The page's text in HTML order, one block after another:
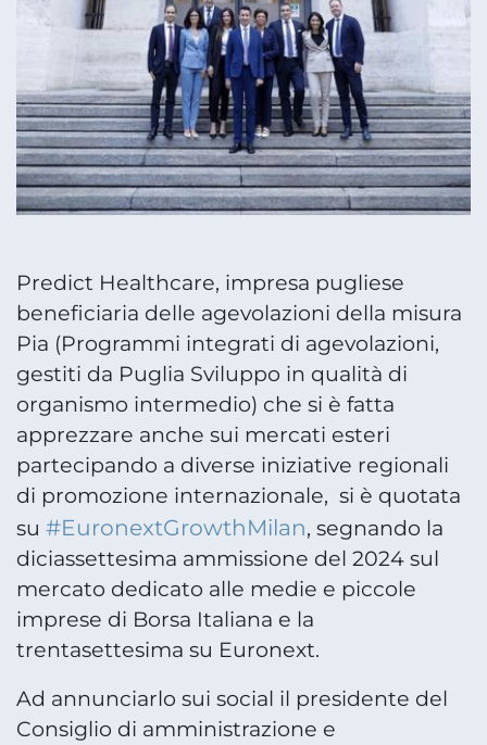
Predict Healthcare, impresa pugliese
beneficiaria delle agevolazioni della misura
Pia (Programmi integrati di agevolazioni,
gestiti da Puglia Sviluppo in qualità di
organismo intermedio) che si è fatta
apprezzare anche sui mercati esteri
partecipando a diverse iniziative regionali
di promozione internazionale, si è quotata
su #EuronextGrowthMilan, segnando la
diciassettesima ammissione del 2024 sul
mercato dedicato alle medie e piccole
imprese di Borsa Italiana e la
trentasettesima su Euronext.
Ad annunciarlo sui social il presidente del
Consiglio di amministrazione e